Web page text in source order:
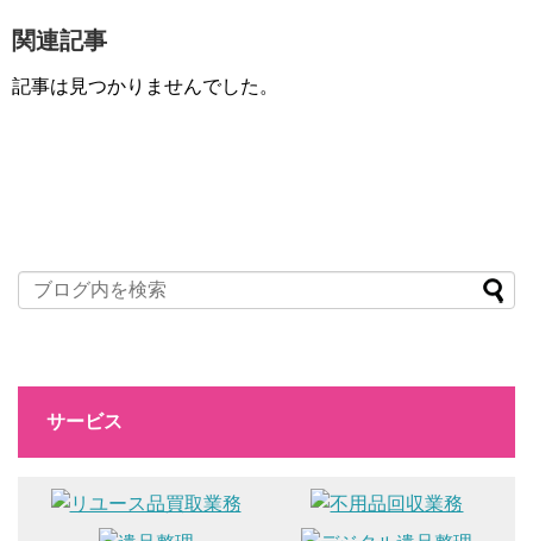
関連記事
記事は見つかりませんでした。
サービス